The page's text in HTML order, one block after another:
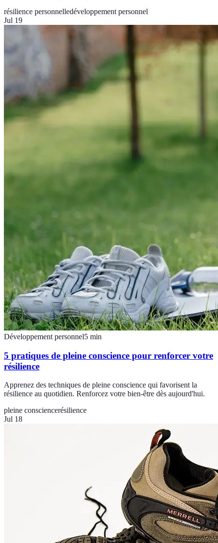
résilience personnelledéveloppement personnel
Jul 19
Développement personnel5 min
5 pratiques de pleine conscience pour renforcer votre
résilience
Apprenez des techniques de pleine conscience qui favorisent la
résilience au quotidien. Renforcez votre bien-être dès aujourd'hui.
pleine consciencerésilience
Jul 18